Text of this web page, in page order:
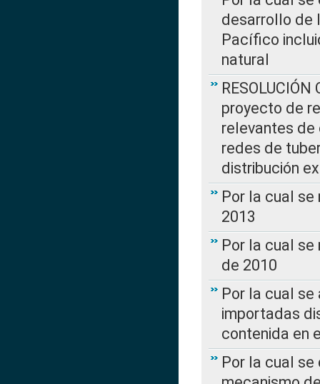
desarrollo de
Pacífico
natural
proyecto de
relevantes de
redes de
distribución
Por la cual se
2013
Por la cual se
de 2010
Por la cual
importadas
contenida en
Por la cual se